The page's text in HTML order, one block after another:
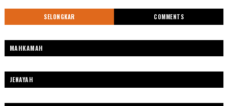
SELONGKAR COMMENTS
MAHKAMAH
JENAYAH